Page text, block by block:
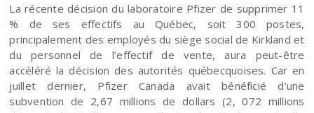
La récente décision du laboratoire Pfizer de supprimer 11
% de ses effectifs au Québec, soit 300 postes,
principalement des employés du siège social de Kirkland et
du personnel de l’effectif de vente, aura peut-être
accéléré la décision des autorités québecquoises. Car en
juillet dernier, Pfizer Canada avait bénéficié d’une
subvention de 2,67 millions de dollars (2, 072 millions